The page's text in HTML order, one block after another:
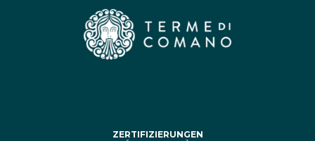
ZERTIFIZIERUNGEN